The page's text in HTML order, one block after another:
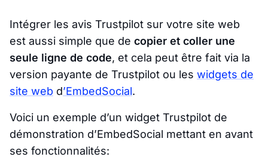
Intégrer les avis Trustpilot sur votre site web
est aussi simple que de copier et coller une
seule ligne de code, et cela peut être fait via la
version payante de Trustpilot ou les widgets de
site web d’EmbedSocial.
Voici un exemple d’un widget Trustpilot de
démonstration d’EmbedSocial mettant en avant
ses fonctionnalités: